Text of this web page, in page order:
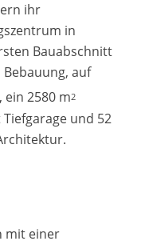
ihr
in
Bauabschnitt
auf
ein 2580 m2
und 52
mit einer